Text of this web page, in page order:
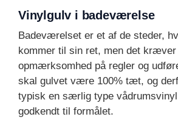
Vinylgulv i badeværelse
Badeværelset er et af de steder,
kommer til sin ret, men det
opmærksomhed på regler og
skal gulvet være 100% tæt, og
typisk en særlig type
godkendt til formålet.